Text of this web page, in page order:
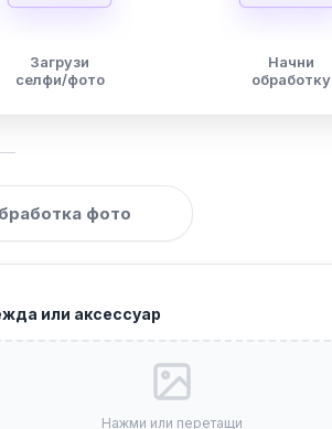
Загрузи
селфи/фото
Начни
обработку
фото
или аксессуар
Нажми или перетащи